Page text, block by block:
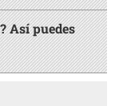
Así puedes